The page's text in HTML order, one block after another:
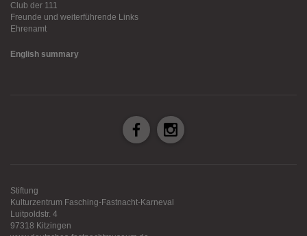
Club der 111
Freunde und weiterführende Links
Ehrenamt
English summary
Stiftung
Kulturzentrum Fasching-Fastnacht-Karneval
Luitpoldstr. 4
97318 Kitzingen